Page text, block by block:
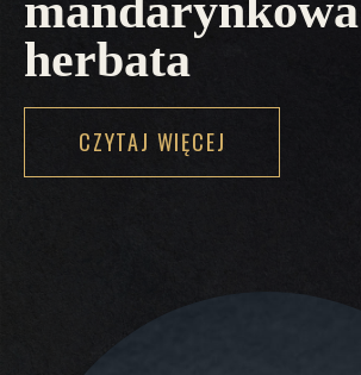
mandarynkowa
herbata
CZYTAJ WIĘCEJ